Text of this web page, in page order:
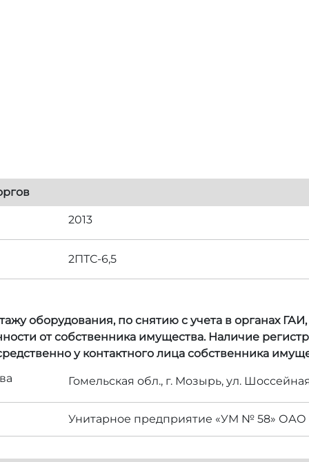
2013
2ПТС-6,5
оборудования, по снятию с учета в органах
от собственника имущества. Наличие
у контактного лица собственника
Гомельская обл., г. Мозырь, ул.
Унитарное предприятие «УМ № 58» ОАО